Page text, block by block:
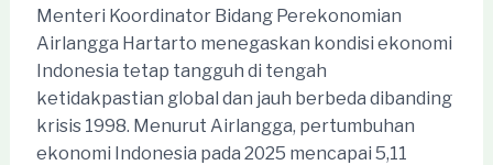
Menteri Koordinator Bidang Perekonomian
Airlangga Hartarto menegaskan kondisi ekonomi
Indonesia tetap tangguh di tengah
ketidakpastian global dan jauh berbeda dibanding
krisis 1998. Menurut Airlangga, pertumbuhan
ekonomi Indonesia pada 2025 mencapai 5,11